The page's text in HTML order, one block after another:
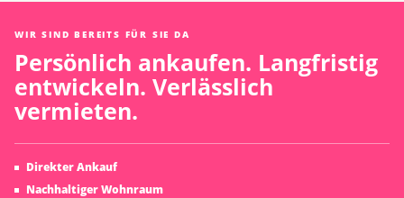
WIR SIND BEREITS FÜR SIE DA
Persönlich ankaufen. Langfristig
entwickeln. Verlässlich
vermieten.
Direkter Ankauf
Nachhaltiger Wohnraum